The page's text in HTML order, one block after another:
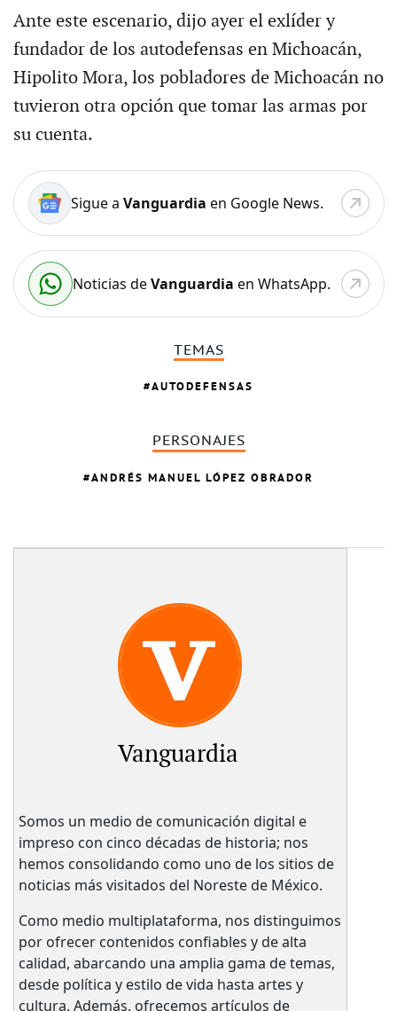
Ante este escenario, dijo ayer el exlíder y
fundador de los autodefensas en Michoacán,
Hipolito Mora, los pobladores de Michoacán no
tuvieron otra opción que tomar las armas por
su cuenta.
Sigue a Vanguardia en Google News.
Noticias deVanguardia en WhatsApp.
TEMAS
AUTODEFENSAS
PERSONAJES
ANDRÉS MANUEL LÓPEZ OBRADOR
Vanguardia
Somos un medio de comunicación digital e
impreso con cinco décadas de historia; nos
hemos consolidando como uno de los sitios de
noticias más visitados del Noreste de México.
Como medio multiplataforma, nos distinguimos
por ofrecer contenidos confiables y de alta
calidad, abarcando una amplia gama de temas,
desde política y estilo de vida hasta artes y
cultura. Además, ofrecemos artículos de